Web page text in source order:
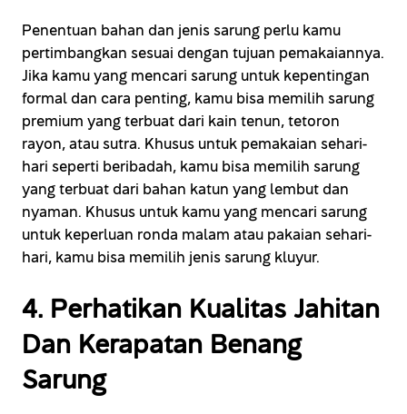
Penentuan bahan dan jenis sarung perlu kamu
pertimbangkan sesuai dengan tujuan pemakaiannya.
Jika kamu yang mencari sarung untuk kepentingan
formal dan cara penting, kamu bisa memilih sarung
premium yang terbuat dari kain tenun, tetoron
rayon, atau sutra. Khusus untuk pemakaian sehari-
hari seperti beribadah, kamu bisa memilih sarung
yang terbuat dari bahan katun yang lembut dan
nyaman. Khusus untuk kamu yang mencari sarung
untuk keperluan ronda malam atau pakaian sehari-
hari, kamu bisa memilih jenis sarung kluyur.
4. Perhatikan Kualitas Jahitan
Dan Kerapatan Benang
Sarung